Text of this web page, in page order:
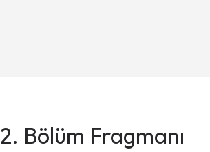
Bölüm Fragmanı